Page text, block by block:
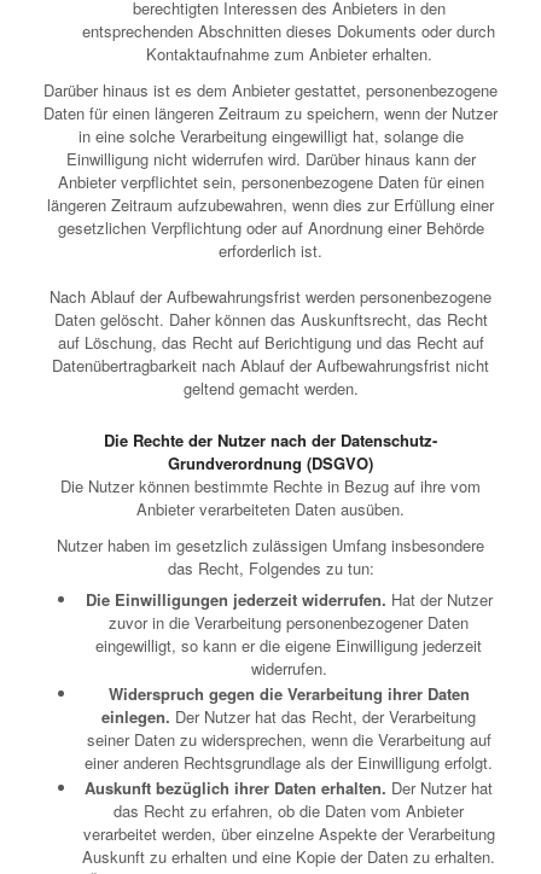
berechtigten Interessen des Anbieters in den
entsprechenden Abschnitten dieses Dokuments oder durch
Kontaktaufnahme zum Anbieter erhalten.
Darüber hinaus ist es dem Anbieter gestattet, personenbezogene
Daten für einen längeren Zeitraum zu speichern, wenn der Nutzer
in eine solche Verarbeitung eingewilligt hat, solange die
Einwilligung nicht widerrufen wird. Darüber hinaus kann der
Anbieter verpflichtet sein, personenbezogene Daten für einen
längeren Zeitraum aufzubewahren, wenn dies zur Erfüllung einer
gesetzlichen Verpflichtung oder auf Anordnung einer Behörde
erforderlich ist.
Nach Ablauf der Aufbewahrungsfrist werden personenbezogene
Daten gelöscht. Daher können das Auskunftsrecht, das Recht
auf Löschung, das Recht auf Berichtigung und das Recht auf
Datenübertragbarkeit nach Ablauf der Aufbewahrungsfrist nicht
geltend gemacht werden.
Die Rechte der Nutzer nach der Datenschutz-
Grundverordnung (DSGVO)
Die Nutzer können bestimmte Rechte in Bezug auf ihre vom
Anbieter verarbeiteten Daten ausüben.
Nutzer haben im gesetzlich zulässigen Umfang insbesondere
das Recht, Folgendes zu tun:
Die Einwilligungen jederzeit widerrufen. Hat der Nutzer
zuvor in die Verarbeitung personenbezogener Daten
eingewilligt, so kann er die eigene Einwilligung jederzeit
widerrufen.
Widerspruch gegen die Verarbeitung ihrer Daten
einlegen. Der Nutzer hat das Recht, der Verarbeitung
seiner Daten zu widersprechen, wenn die Verarbeitung auf
einer anderen Rechtsgrundlage als der Einwilligung erfolgt.
Auskunft bezüglich ihrer Daten erhalten. Der Nutzer hat
das Recht zu erfahren, ob die Daten vom Anbieter
verarbeitet werden, über einzelne Aspekte der Verarbeitung
Auskunft zu erhalten und eine Kopie der Daten zu erhalten.